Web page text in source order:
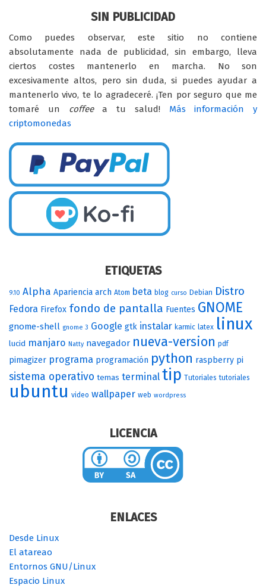
SIN PUBLICIDAD
Como puedes observar, este sitio no contiene
absolutamente nada de publicidad, sin embargo, lleva
ciertos costes mantenerlo en marcha. No son
excesivamente altos, pero sin duda, si puedes ayudar a
mantenerlo vivo, te lo agradeceré. ¡Ten por seguro que me
tomaré un coffeea tu salud! Más información y
criptomonedas
ETIQUETAS
9.10 Alpha Apariencia arch Atom beta blog curso Debian Distro
Fedora Firefox fondo de pantalla Fuentes GNOME
gnome-shell gnome 3 Google gtk instalar karmic latex linux
lucid manjaro Natty navegador nueva-version pdf
pimagizer programa programación python raspberry pi
sistema operativo temas terminal tip Tutoriales tutoriales
ubuntu video wallpaper web wordpress
LICENCIA
ENLACES
Desde Linux
El atareao
Entornos GNU/Linux
Espacio Linux